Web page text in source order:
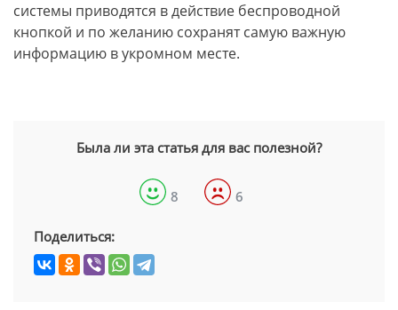
системы приводятся в действие беспроводной
кнопкой и по желанию сохранят самую важную
информацию в укромном месте.
Была ли эта статья для вас полезной?
8 6
Поделиться: